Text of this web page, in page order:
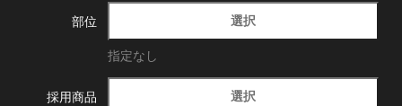
部位 選択
指定なし
採用商品 選択